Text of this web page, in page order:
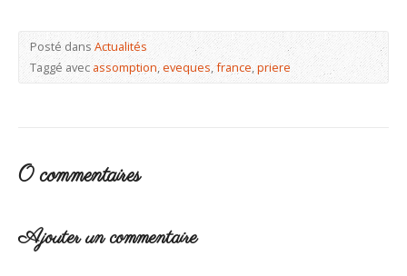
Posté dansActualités
Taggé avecassomption,eveques,france,priere
0 commentaires
Ajouter un commentaire